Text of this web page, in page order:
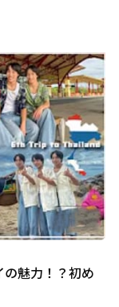
の魅力！？初め